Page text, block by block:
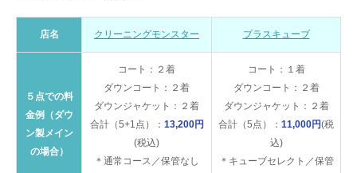
店名 クリーニングモンスター プラスキューブ
５点での料
金例（ダウ
ン製メイン
の場合）
コート：２着
ダウンコート：２着
ダウンジャケット：２着
合計（5+1点）： 13,200円
(税込)
＊通常コース／保管なし
コート：１着
ダウンコート：２着
ダウンジャケット：２着
合計（5点）： 11,000円(税
込)
＊キューブセレクト／保管